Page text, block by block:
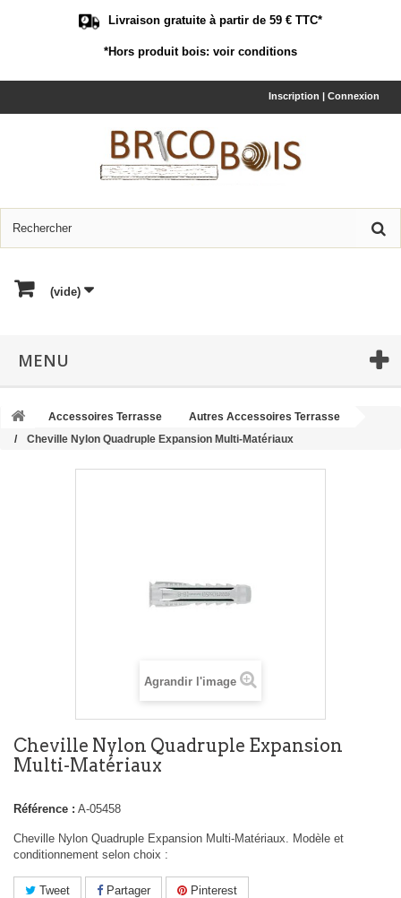
Livraison gratuite à partir de 59 € TTC*
*Hors produit bois: voir conditions
Inscription | Connexion
(vide)
MENU
Accessoires Terrasse
Autres Accessoires Terrasse
Cheville Nylon Quadruple Expansion Multi-Matériaux
Agrandir l'image
Cheville Nylon Quadruple Expansion
Multi-Matériaux
Référence : A-05458
Cheville Nylon Quadruple Expansion Multi-Matériaux. Modèle et
conditionnement selon choix :
Tweet Partager Pinterest